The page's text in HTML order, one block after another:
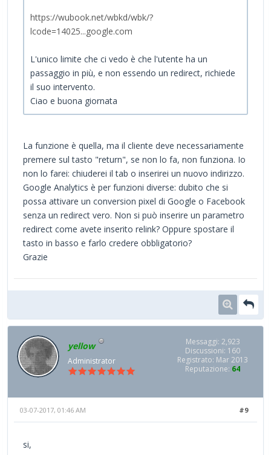
https://wubook.net/wbkd/wbk/?
lcode=14025...google.com
L'unico limite che ci vedo è che l'utente ha un
passaggio in più, e non essendo un redirect, richiede
il suo intervento.
Ciao e buona giornata
La funzione è quella, ma il cliente deve necessariamente
premere sul tasto "return", se non lo fa, non funziona. Io
non lo farei: chiuderei il tab o inserirei un nuovo indirizzo.
Google Analytics è per funzioni diverse: dubito che si
possa attivare un conversion pixel di Google o Facebook
senza un redirect vero. Non si può inserire un parametro
redirect come avete inserito relink? Oppure spostare il
tasto in basso e farlo credere obbligatorio?
Grazie
yellow
Administrator
Messaggi: 2,923
Discussioni: 160
Registrato: Mar 2013
Reputazione: 64
#9
03-07-2017, 01:46 AM
si,